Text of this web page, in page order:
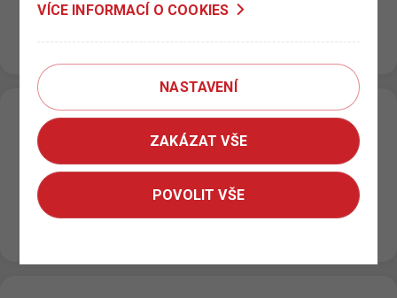
Z důvodu opravy podlah v objektu garáží P+R Nové
hod. do…
Změna režimu zón placeného stání v ulici
U Výstaviště, Praha 7
15. 7. 2026
Na základě rozhodnutí příslušné městské části dochází
od 15. 7. 2026 ke změně režimu zóny placeného stání
VÍCE INFORMACÍ O COOKIES
NASTAVENÍ
ZAKÁZAT VŠE
POVOLIT VŠE